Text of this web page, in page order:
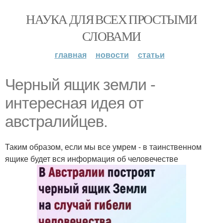
НАУКА ДЛЯ ВСЕХ ПРОСТЫМИ
СЛОВАМИ
главная новости статьи
Черный ящик земли -
интересная идея от
австралийцев.
Таким образом, если мы все умрем - в таинственном
ящике будет вся информация об человечестве